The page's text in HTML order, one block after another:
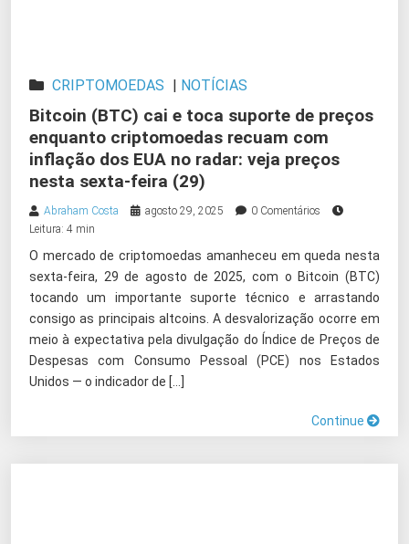
CRIPTOMOEDAS | NOTÍCIAS
Bitcoin (BTC) cai e toca suporte de preços
enquanto criptomoedas recuam com
inflação dos EUA no radar: veja preços
nesta sexta-feira (29)
Abraham Costa agosto 29, 2025
0 Comentários
Leitura: 4 min
O mercado de criptomoedas amanheceu em queda nesta
sexta-feira, 29 de agosto de 2025, com o Bitcoin (BTC)
tocando um importante suporte técnico e arrastando
consigo as principais altcoins. A desvalorização ocorre em
meio à expectativa pela divulgação do Índice de Preços de
Despesas com Consumo Pessoal (PCE) nos Estados
Unidos — o indicador de […]
Continue